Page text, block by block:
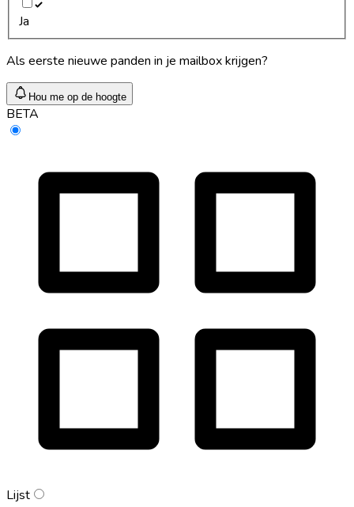
Ja
Als eerste nieuwe panden in je mailbox krijgen?
Hou me op de hoogte
BETA
Lijst